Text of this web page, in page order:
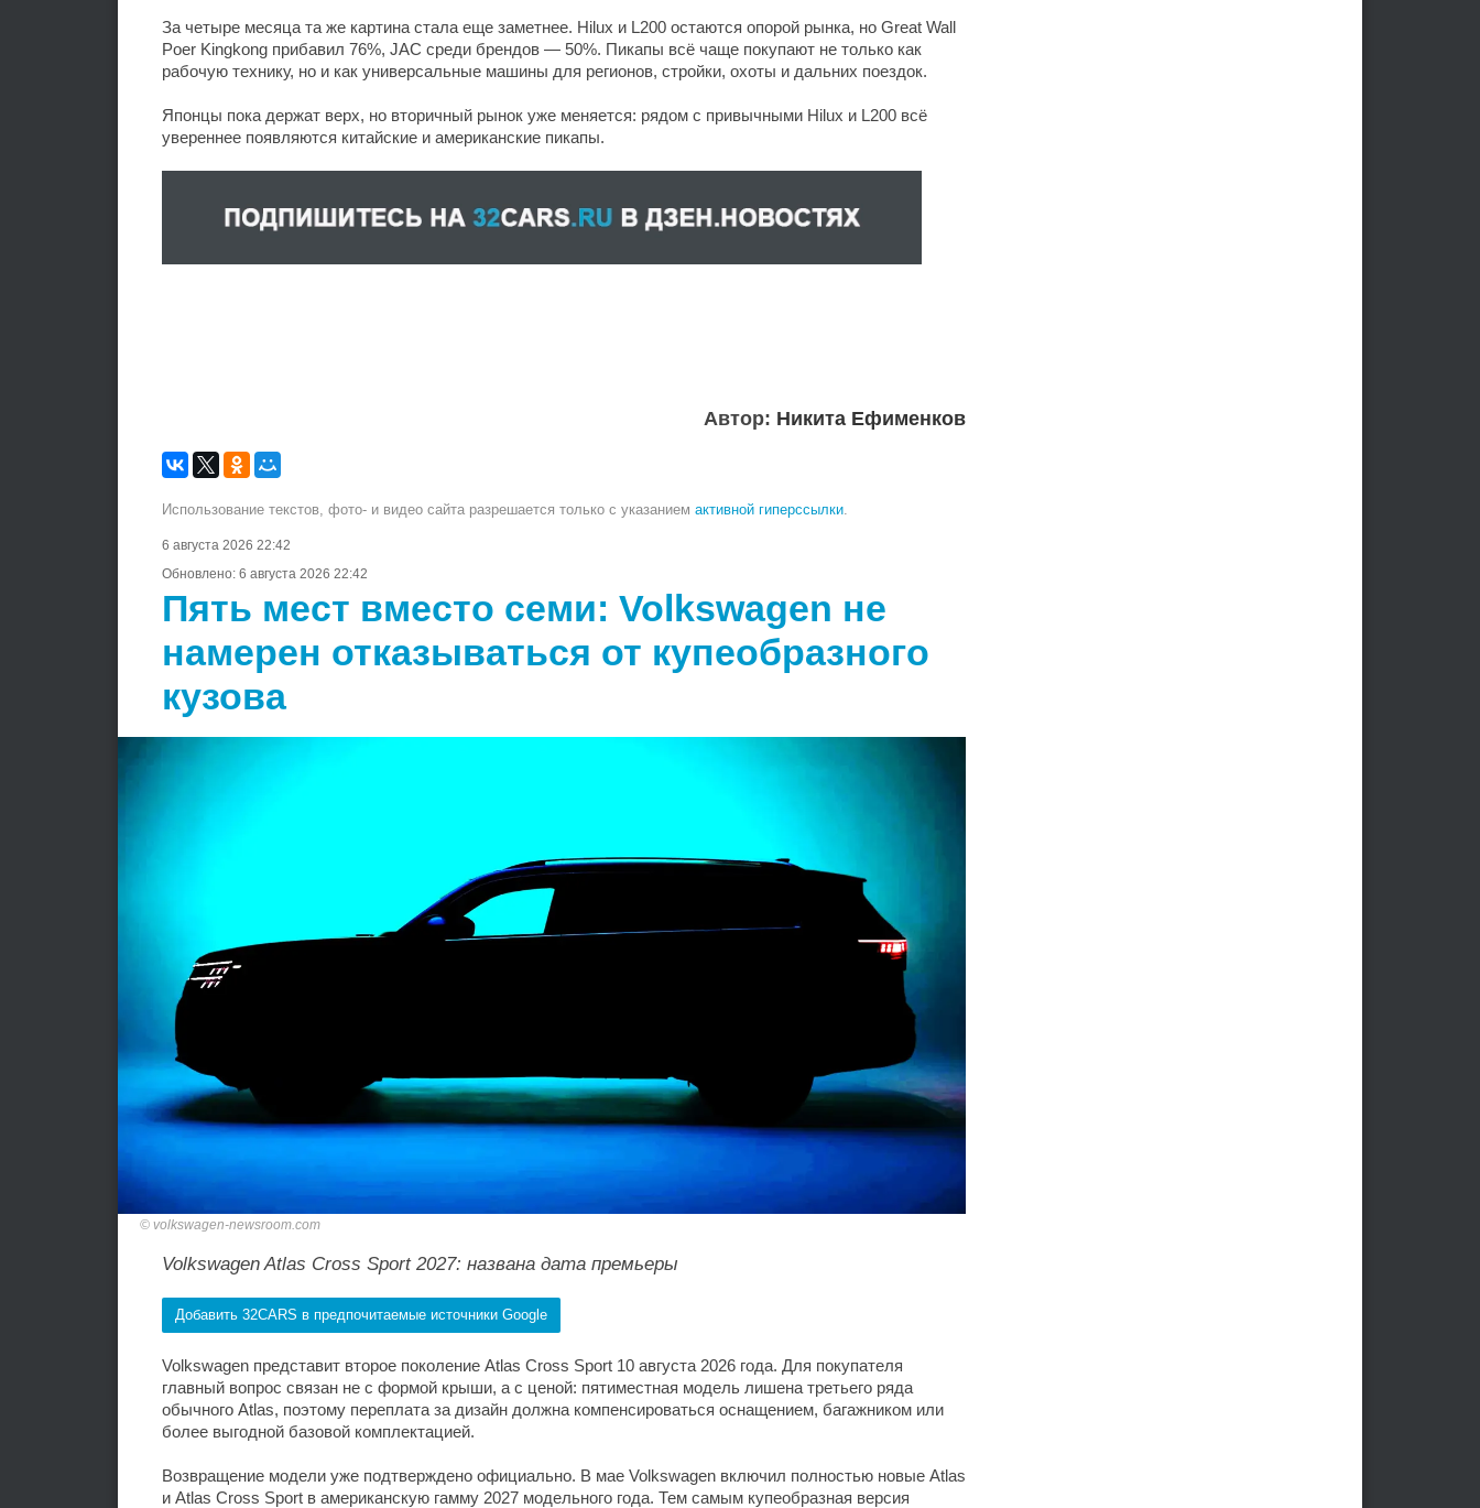
За четыре месяца та же картина стала еще заметнее. Hilux и L200 остаются опорой рынка, но Great Wall
Poer Kingkong прибавил 76%, JAC среди брендов — 50%. Пикапы всё чаще покупают не только как
рабочую технику, но и как универсальные машины для регионов, стройки, охоты и дальних поездок.
Японцы пока держат верх, но вторичный рынок уже меняется: рядом с привычными Hilux и L200 всё
увереннее появляются китайские и американские пикапы.
Автор: Никита Ефименков
Использование текстов, фото- и видео сайта разрешается только с указанием активной гиперссылки.
6 августа 2026 22:42
Обновлено: 6 августа 2026 22:42
Пять мест вместо семи: Volkswagen не
намерен отказываться от купеобразного
кузова
volkswagen-newsroom.com
Volkswagen Atlas Cross Sport 2027: названа дата премьеры
Добавить 32CARS в предпочитаемые источники Google
Volkswagen представит второе поколение Atlas Cross Sport 10 августа 2026 года. Для покупателя
главный вопрос связан не с формой крыши, а с ценой: пятиместная модель лишена третьего ряда
обычного Atlas, поэтому переплата за дизайн должна компенсироваться оснащением, багажником или
более выгодной базовой комплектацией.
Возвращение модели уже подтверждено официально. В мае Volkswagen включил полностью новые Atlas
и Atlas Cross Sport в американскую гамму 2027 модельного года. Тем самым купеобразная версия